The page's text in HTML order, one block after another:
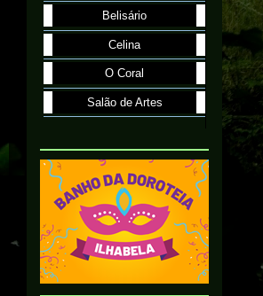
Belisário
Celina
O Coral
Salão de Artes